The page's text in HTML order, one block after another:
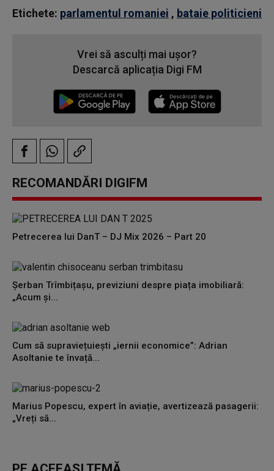
Etichete: parlamentul romaniei , bataie politicieni
Vrei să asculți mai ușor?
Descarcă aplicația Digi FM
RECOMANDĂRI DIGIFM
Petrecerea lui DanT – DJ Mix 2026 – Part 20
Șerban Trîmbițașu, previziuni despre piața imobiliară:
„Acum și...
Cum să supraviețuiești „iernii economice”: Adrian
Asoltanie te învață...
Marius Popescu, expert în aviație, avertizează pasagerii:
„Vreți să...